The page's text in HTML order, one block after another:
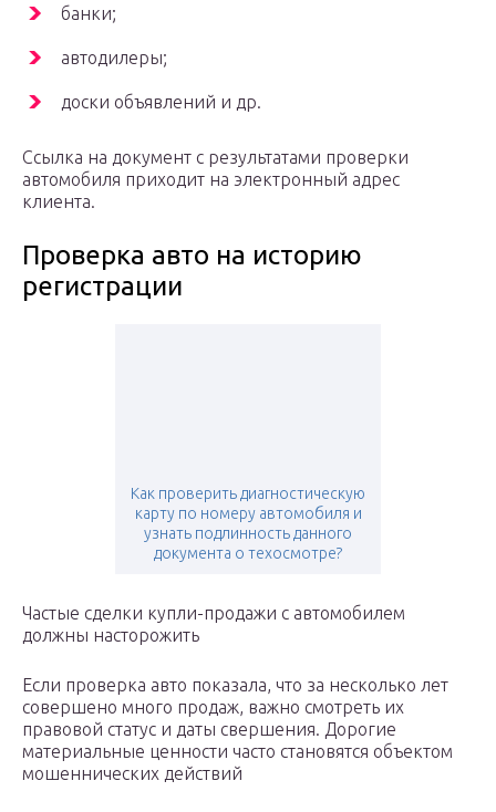
банки;
автодилеры;
доски объявлений и др.
Ссылка на документ с результатами проверки
автомобиля приходит на электронный адрес
клиента.
Проверка авто на историю
регистрации
Как проверить диагностическую
карту по номеру автомобиля и
узнать подлинность данного
документа о техосмотре?
Частые сделки купли-продажи с автомобилем
должны насторожить
Если проверка авто показала, что за несколько лет
совершено много продаж, важно смотреть их
правовой статус и даты свершения. Дорогие
материальные ценности часто становятся объектом
мошеннических действий